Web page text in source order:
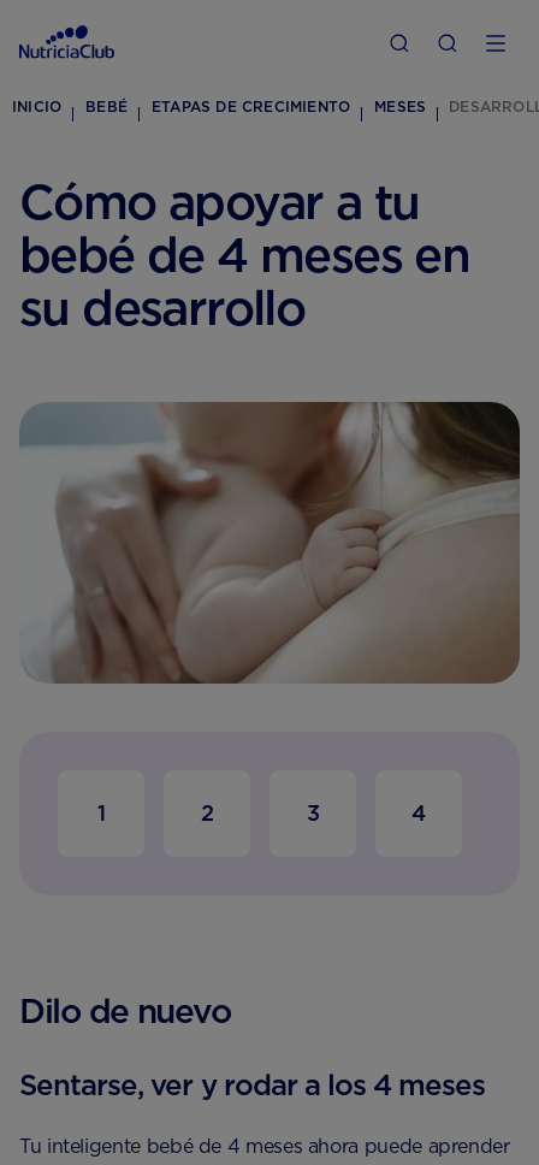
INICIO BEBÉ ETAPAS DE CRECIMIENTO MESES
Cómo apoyar a tu
bebé de 4 meses en
su desarrollo
1 2 3 4
Dilo de nuevo
Sentarse, ver y rodar a los 4 meses
Tu inteligente bebé de 4 meses ahora puede aprender